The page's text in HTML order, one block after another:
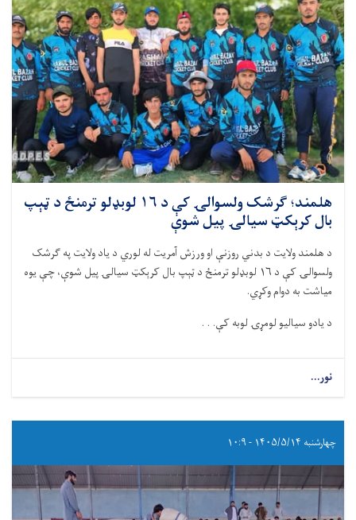
هلمند؛ ګرشک ولسوالۍ کې د ١٦ لوبډلو ترمنځ د ټېپ
بال کرېکټ سیالۍ پیل شوې
د هلمند ولایت د بدني روزنې او ورزش آمریت له لوري د یاد ولایت په ګرشک
ولسوالۍ کې د ١٦ لوبډلو ترمنځ د ټېپ بال کرېکټ سیالۍ پیل شوې، چې یوه
میاشت به دوام وکړي.
د یادو سیالیو لومړۍ لوبه کې. . .
نور...
چهارشنبه ۱۴۰۵/۵/۱۴ - ۱۰:۹